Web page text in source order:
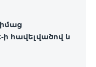
ի հավելվածով և